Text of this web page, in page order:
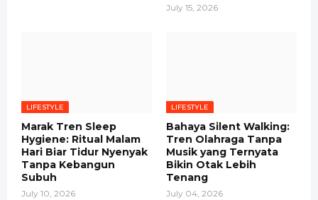
July 15, 2026
LIFESTYLE
Marak Tren Sleep
Hygiene: Ritual Malam
Hari Biar Tidur Nyenyak
Tanpa Kebangun
Subuh
July 10, 2026
LIFESTYLE
Bahaya Silent Walking:
Tren Olahraga Tanpa
Musik yang Ternyata
Bikin Otak Lebih
Tenang
July 04, 2026